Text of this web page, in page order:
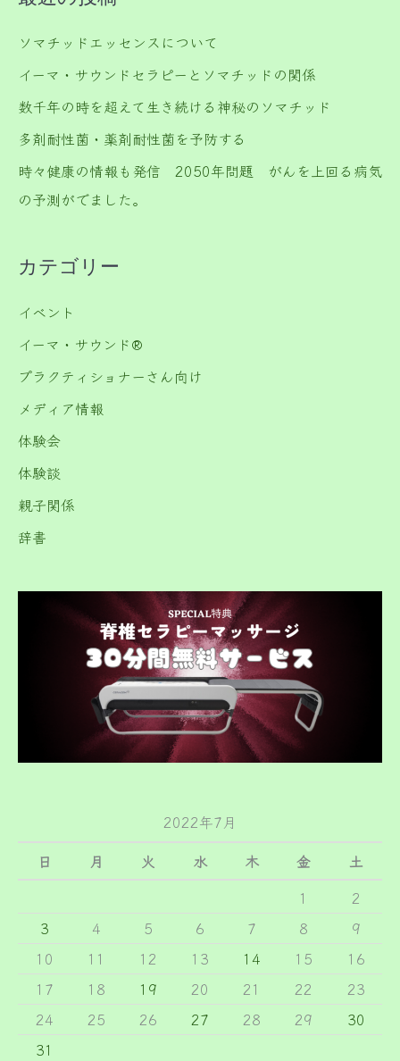
ソマチッドエッセンスについて
イーマ・サウンドセラピーとソマチッドの関係
数千年の時を超えて生き続ける神秘のソマチッド
多剤耐性菌・薬剤耐性菌を予防する
時々健康の情報も発信 2050年問題 がんを上回る病気
の予測がでました。
カテゴリー
イベント
イーマ・サウンド®️
プラクティショナーさん向け
メディア情報
体験会
体験談
親子関係
辞書
2022年7月
日
月 火 水 木 金
土
1
2
3
4 5 6 7 8
9
10
11 12 13 14 15
16
17
18 19 20 21 22
23
24
25 26 27 28 29
30
31